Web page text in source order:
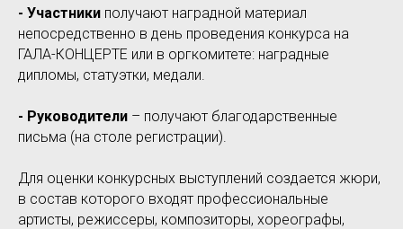
- Участники получают наградной материал
непосредственно в день проведения конкурса на
ГАЛА-КОНЦЕРТЕ или в оргкомитете: наградные
дипломы, статуэтки, медали.
- Руководители – получают благодарственные
письма (на столе регистрации).
Для оценки конкурсных выступлений создается жюри,
в состав которого входят профессиональные
артисты, режиссеры, композиторы, хореографы,